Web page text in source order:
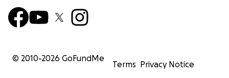
© 2010-2026 GoFundMe
Terms Privacy Notice